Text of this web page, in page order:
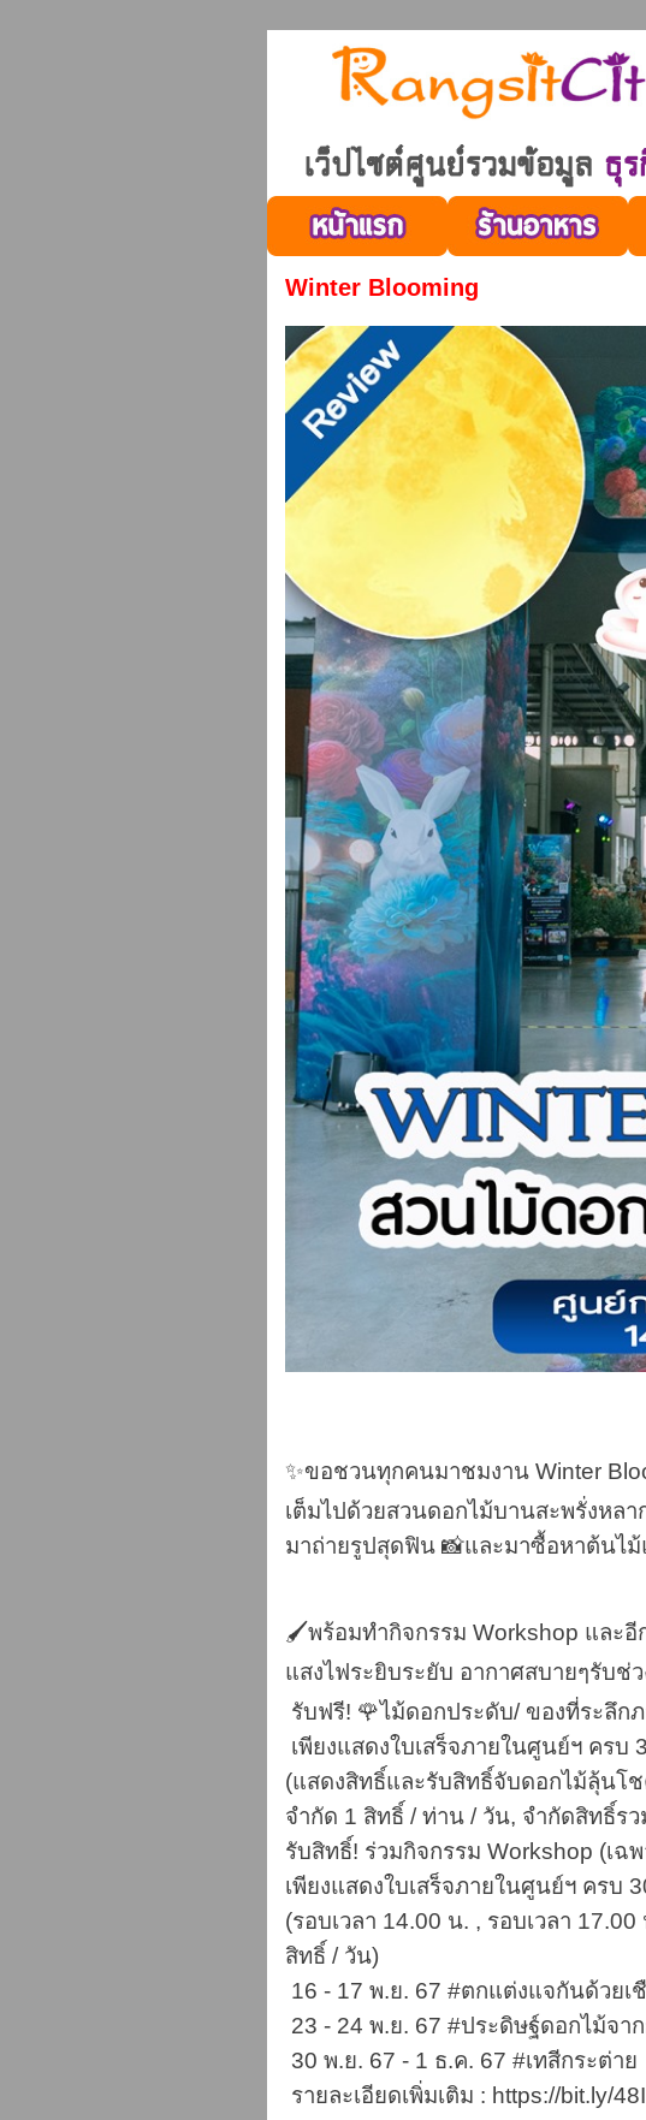
Winter Blooming
✨ขอชวนทุกคนมาชมงาน Winter
เต็มไปด้วยสวนดอกไม้บานสะพรั่งหล
มาถ่ายรูปสุดฟิน 📸และมาซื้อหาต้นไ
🖌พร้อมทำกิจกรรม Workshop และอี
แสงไฟระยิบระยับ อากาศสบายๆรับช่
รับฟรี! 🌹ไม้ดอกประดับ/ ของที่ระลึก
เพียงแสดงใบเสร็จภายในศูนย์ฯ คร
(แสดงสิทธิ์และรับสิทธิ์จับดอกไม้ลุ้นโ
จำกัด 1 สิทธิ์ / ท่าน / วัน, จำกัดสิทธิ์ร
รับสิทธิ์! ร่วมกิจกรรม Workshop (เฉพ
เพียงแสดงใบเสร็จภายในศูนย์ฯ ครบ
(รอบเวลา 14.00 น. , รอบเวลา
สิทธิ์ / วัน)
16 - 17 พ.ย. 67 #ตกแต่งแจกันด้วยเ
23 - 24 พ.ย. 67 #ประดิษฐ์ดอกไม้จา
30 พ.ย. 67 - 1 ธ.ค. 67 #เทสีกระต่าย
รายละเอียดเพิ่มเติม : https://bit.ly/